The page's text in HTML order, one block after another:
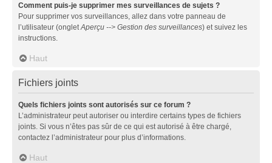
Comment puis-je supprimer mes surveillances de sujets ?
Pour supprimer vos surveillances, allez dans votre panneau de
l’utilisateur (ongletAperçu --> Gestion des surveillances) et suivez les
instructions.
Haut
Fichiers joints
Quels fichiers joints sont autorisés sur ce forum ?
L’administrateur peut autoriser ou interdire certains types de fichiers
joints. Si vous n’êtes pas sûr de ce qui est autorisé à être chargé,
contactez l’administrateur pour plus d’informations.
Haut